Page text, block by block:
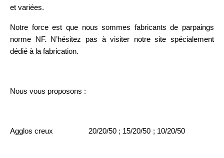
et variées.
Notre force est que nous sommes fabricants de parpaings
norme NF. N’hésitez pas à visiter notre site spécialement
dédié à la fabrication.
Nous vous proposons :
Agglos creux 20/20/50 ; 15/20/50 ; 10/20/50